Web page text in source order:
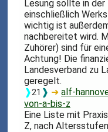
Lesung sollte in
einschließlich
wichtig ist
nachbereitet wird.
Zuhörer) sind für
Achtung! Die
Landesverband zu
geregelt.
❱21 ❱ ➜alf-
von-a-bis-z
Eine Liste mit
Z, nach